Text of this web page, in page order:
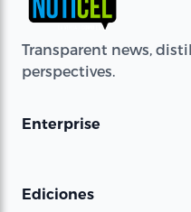
Transparent news,
perspectives.
Enterprise
Ediciones